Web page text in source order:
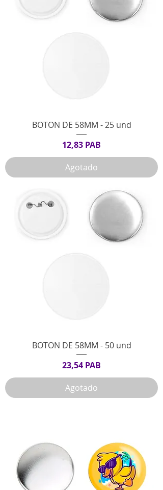
BOTON DE 58MM - 25 und
Precio
12,83 PAB
Agotado
BOTON DE 58MM - 50 und
Precio
23,54 PAB
Agotado